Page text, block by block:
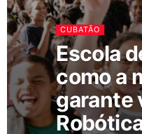
CUBATÃO
Escola
como a
garante